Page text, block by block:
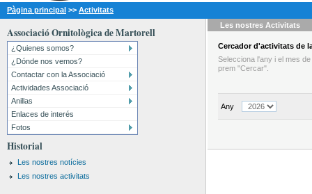
Pàgina principal >> Activitats
Associació Ornitològica de Martorell
¿Quienes somos?
¿Dónde nos vemos?
Contactar con la Associació
Actividades Associació
Anillas
Enlaces de interés
Fotos
Historial
Les nostres notícies
Les nostres activitats
Les nostres Activitats
Cercadord'activitats de
Selecciona l'any i el mes
prem "Cercar".
Any